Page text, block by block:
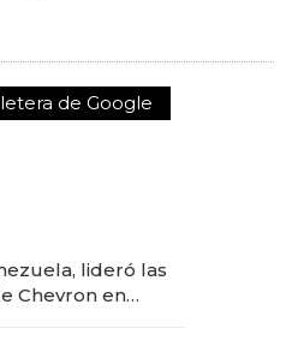
de Google
lideró las
Chevron en